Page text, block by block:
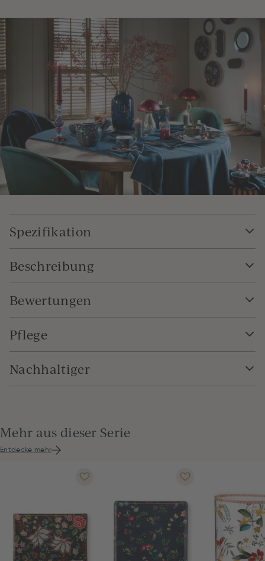
Spezifikation
Beschreibung
Bewertungen
Pflege
Nachhaltiger
Mehr aus dieser Serie
Entdecke mehr